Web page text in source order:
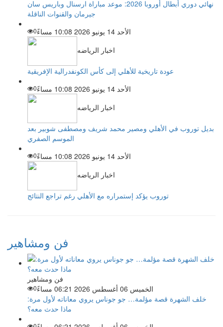
نهائي دوري أبطال أوروبا 2026: موعد مباراة ارسنال وباريس سان
جيرمان والقنوات الناقلة
الأحد 14 يونيو 2026 10:08 مساءً
0
اخبار الرياضه
عودة تاريخية للأهلي إلى كأس الكونفدرالية الإفريقية
الأحد 14 يونيو 2026 10:08 مساءً
0
اخبار الرياضه
بديل توروب في الأهلي ومصير محمد شريف ومصطفى شوبير بعد
الموسم الصفري
الأحد 14 يونيو 2026 10:08 مساءً
0
اخبار الرياضه
توروب يؤكد إستمراره مع الأهلي رغم تراجع النتائج
فن ومشاهير
فن ومشاهير
الخميس 06 أغسطس 2026 06:21 مساءً
0
خلف الشهرة قصة مؤلمة… جو جوناس يروي معاناته لأول مرة:
ماذا حدث معه؟